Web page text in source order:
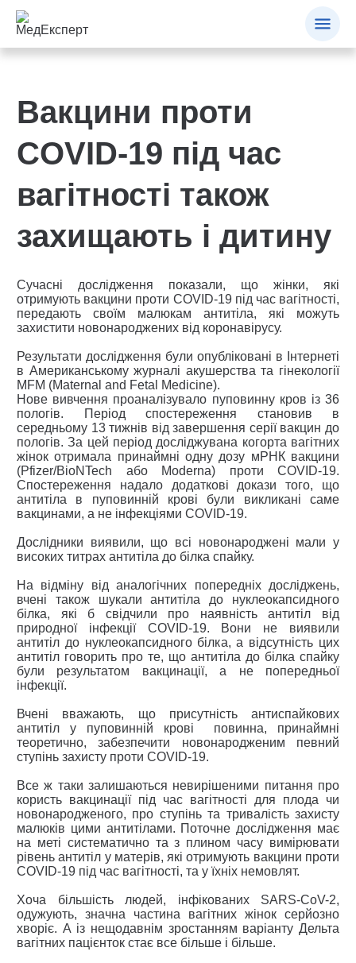
Вакцини проти
COVID-19 під час
вагітності також
захищають і дитину
Сучасні дослідження показали, що жінки, які
отримують вакцини проти COVID-19 під час вагітності,
передають своїм малюкам антитіла, які можуть
захистити новонароджених від коронавірусу.
Результати дослідження були опубліковані в Інтернеті
в Американському журналі акушерства та гінекології
MFM (Maternal and Fetal Medicine).
Нове вивчення проаналізувало пуповинну кров із 36
пологів. Період спостереження становив в
середньому 13 тижнів від завершення серії вакцин до
пологів. За цей період досліджувана когорта вагітних
жінок отримала принаймні одну дозу мРНК вакцини
(Pfizer/BioNTech або Moderna) проти COVID-19.
Спостереження надало додаткові докази того, що
антитіла в пуповинній крові були викликані саме
вакцинами, а не інфекціями COVID-19.
Дослідники виявили, що всі новонароджені мали у
високих титрах антитіла до білка спайку.
На відміну від аналогічних попередніх досліджень,
вчені також шукали антитіла до нуклеокапсидного
білка, які б свідчили про наявність антитіл від
природної інфекції COVID-19. Вони не виявили
антитіл до нуклеокапсидного білка, а відсутність цих
антитіл говорить про те, що антитіла до білка спайку
були результатом вакцинації, а не попередньої
інфекції.
Вчені вважають, що присутність антиспайкових
антитіл у пуповинній крові повинна, принаймні
теоретично, забезпечити новонародженим певний
ступінь захисту проти COVID-19.
Все ж таки залишаються невирішеними питання про
користь вакцинації під час вагітності для плода чи
новонародженого, про ступінь та тривалість захисту
малюків цими антитілами. Поточне дослідження має
на меті систематично та з плином часу вимірювати
рівень антитіл у матерів, які отримують вакцини проти
COVID-19 під час вагітності, та у їхніх немовлят.
Хоча більшість людей, інфікованих SARS-CoV-2,
одужують, значна частина вагітних жінок серйозно
хворіє. А із нещодавнім зростанням варіанту Дельта
вагітних пацієнток стає все більше і більше.